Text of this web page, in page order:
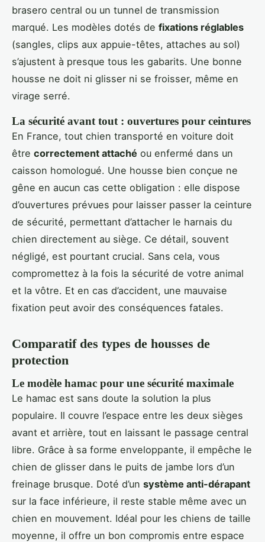
brasero central ou un tunnel de transmission
marqué. Les modèles dotés de fixations réglables
(sangles, clips aux appuie-têtes, attaches au sol)
s’ajustent à presque tous les gabarits. Une bonne
housse ne doit ni glisser ni se froisser, même en
virage serré.
La sécurité avant tout : ouvertures pour ceintures
En France, tout chien transporté en voiture doit
être correctement attaché ou enfermé dans un
caisson homologué. Une housse bien conçue ne
gêne en aucun cas cette obligation : elle dispose
d’ouvertures prévues pour laisser passer la ceinture
de sécurité, permettant d’attacher le harnais du
chien directement au siège. Ce détail, souvent
négligé, est pourtant crucial. Sans cela, vous
compromettez à la fois la sécurité de votre animal
et la vôtre. Et en cas d’accident, une mauvaise
fixation peut avoir des conséquences fatales.
Comparatif des types de housses de
protection
Le modèle hamac pour une sécurité maximale
Le hamac est sans doute la solution la plus
populaire. Il couvre l’espace entre les deux sièges
avant et arrière, tout en laissant le passage central
libre. Grâce à sa forme enveloppante, il empêche le
chien de glisser dans le puits de jambe lors d’un
freinage brusque. Doté d’un système anti-dérapant
sur la face inférieure, il reste stable même avec un
chien en mouvement. Idéal pour les chiens de taille
moyenne, il offre un bon compromis entre espace